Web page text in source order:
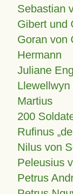
Sebastian
Gibert und
Goran von
Hermann
Juliane
Llewellwyn
Martius
200
Rufinus
Nilus von
Peleusius
Petrus